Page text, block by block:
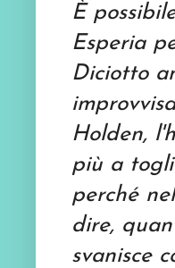
È
Esperia
Diciotto
Holden,
più a
perché
dire,
svanisce